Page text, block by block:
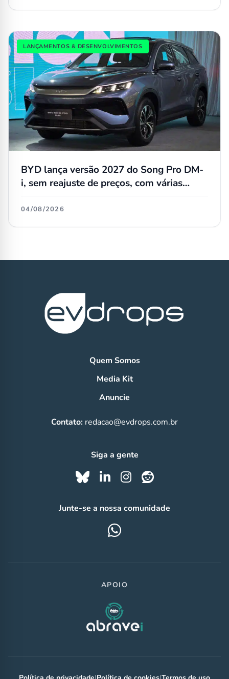
LANÇAMENTOS & DESENVOLVIMENTOS
BYD lança versão 2027 do Song Pro DM-
i, sem reajuste de preços, com várias
04/08/2026
Quem Somos
Media Kit
Anuncie
Contato: redacao@evdrops.com.br
Siga a gente
Junte-se a nossa comunidade
APOIO